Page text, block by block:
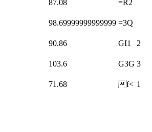
87.08 =R2
98.69999999999999 =3Q
90.86 GI1 2
103.6 G3G 3
71.68 f< 1